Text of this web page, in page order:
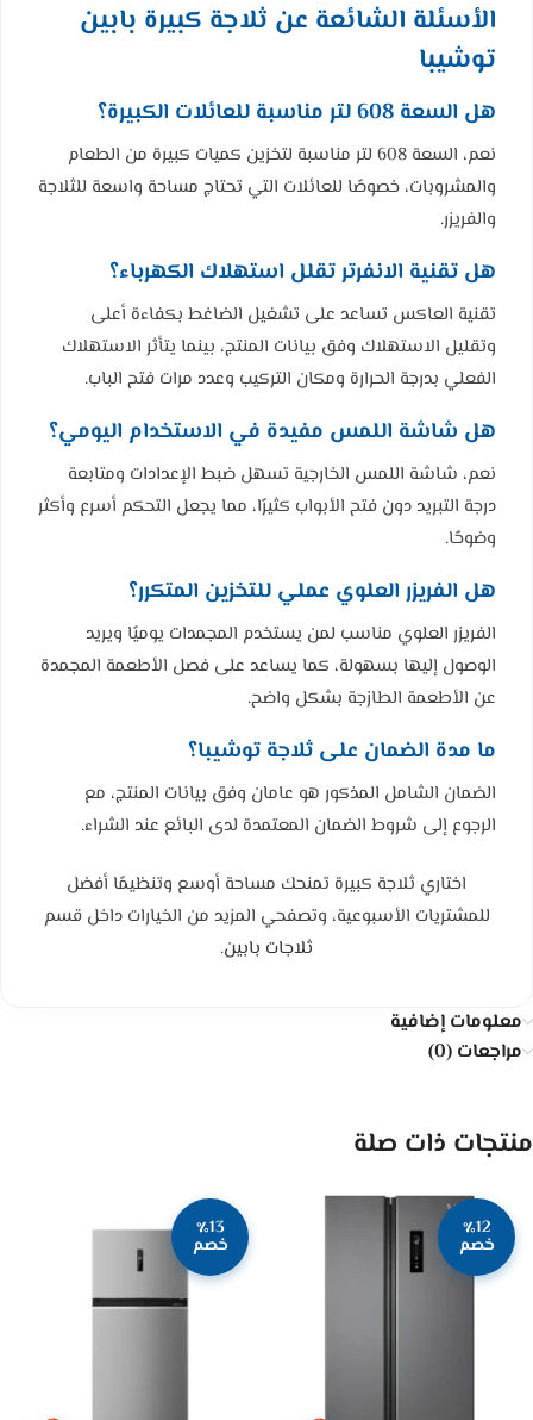
الأسئلة الشائعة عن ثلاجة كبيرة بابين
توشيبا
هل السعة 608 لتر مناسبة للعائلات الكبيرة؟
نعم، السعة 608 لتر مناسبة لتخزين كميات كبيرة من الطعام
والمشروبات، خصوصًا للعائلات التي تحتاج مساحة واسعة للثلاجة
والفريزر.
هل تقنية الانفرتر تقلل استهلاك الكهرباء؟
تقنية العاكس تساعد على تشغيل الضاغط بكفاءة أعلى
وتقليل الاستهلاك وفق بيانات المنتج، بينما يتأثر الاستهلاك
الفعلي بدرجة الحرارة ومكان التركيب وعدد مرات فتح الباب.
هل شاشة اللمس مفيدة في الاستخدام اليومي؟
نعم، شاشة اللمس الخارجية تسهل ضبط الإعدادات ومتابعة
درجة التبريد دون فتح الأبواب كثيرًا، مما يجعل التحكم أسرع وأكثر
وضوحًا.
هل الفريزر العلوي عملي للتخزين المتكرر؟
الفريزر العلوي مناسب لمن يستخدم المجمدات يوميًا ويريد
الوصول إليها بسهولة، كما يساعد على فصل الأطعمة المجمدة
عن الأطعمة الطازجة بشكل واضح.
ما مدة الضمان على ثلاجة توشيبا؟
الضمان الشامل المذكور هو عامان وفق بيانات المنتج، مع
الرجوع إلى شروط الضمان المعتمدة لدى البائع عند الشراء.
اختاري ثلاجة كبيرة تمنحك مساحة أوسع وتنظيمًا أفضل
للمشتريات الأسبوعية، وتصفحي المزيد من الخيارات داخل قسم
ثلاجات بابين.
معلومات إضافية
مراجعات (0)
منتجات ذات صلة
٪12
خصم
٪13
خصم